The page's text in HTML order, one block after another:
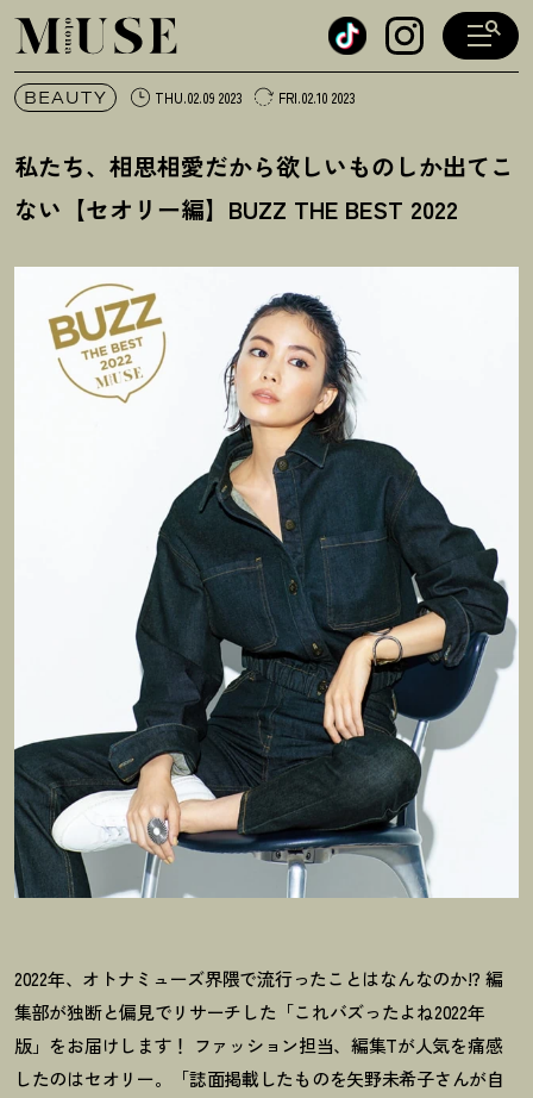
オトナミューズ ウェブ
BEAUTY THU.02.09 2023 FRI.02.10 2023
私たち、相思相愛だから欲しいものしか出てこ
ない【セオリー編】BUZZ THE BEST 2022
2022年、オトナミューズ界隈で流行ったことはなんなのか!? 編
集部が独断と偏見でリサーチした「これバズったよね2022年
版」をお届けします！ ファッション担当、編集Tが人気を痛感
したのはセオリー。「誌面掲載したものを矢野未希子さんが自